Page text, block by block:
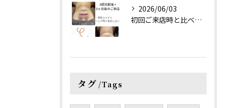
2026/06/03
初回ご来店時と比べると、
タグ Tags